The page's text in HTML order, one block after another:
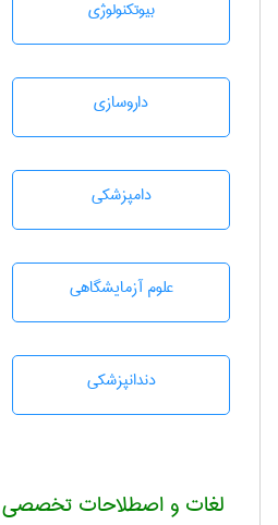
بيوتكنولوژی
داروسازی
دامپزشكی
علوم آزمايشگاهی
دندانپزشكی
لغات و اصطلاحات تخصصی